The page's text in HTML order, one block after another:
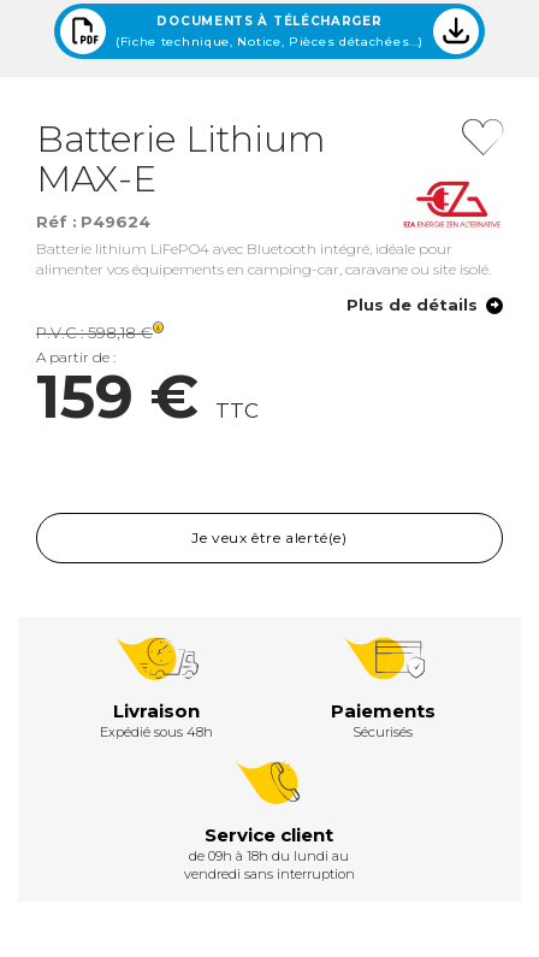
DOCUMENTS À TÉLÉCHARGER
(Fiche technique, Notice, Pièces détachées...)
Batterie Lithium
MAX-E
Réf : P49624
Batterie lithium LiFePO4 avec Bluetooth intégré, idéale pour
alimenter vos équipements en camping-car, caravane ou site isolé.
Plus de détails
P.V.C :598,18 €
A partir de :
159 € TTC
Je veux être alerté(e)
Livraison
Expédié sous 48h
Paiements
Sécurisés
Service client
de 09h à 18h du lundi au
vendredi sans interruption